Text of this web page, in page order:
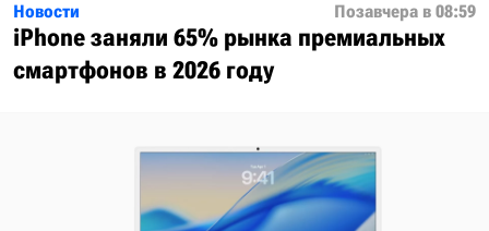
Новости Позавчера в 08:59
iPhone заняли 65% рынка премиальных
смартфонов в 2026 году